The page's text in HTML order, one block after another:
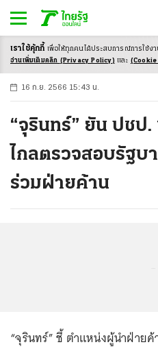
-ก ก ก+
16 ก.ย. 2566 15:43 น.
“จุรินทร์” ยัน ปชป
ไกลตรวจสอบรัฐบ
ร่วมฝ่ายค้าน
“จุรินทร์” ชี้ ตำแหน่งผู้นำฝ่าย
เราใช้คุ้กกี้ เพื่อให้ทุกคนได้ประสบการณ์การใช้ง
อ่านเพิ่มเติมคลิก (Privacy Policy) และ